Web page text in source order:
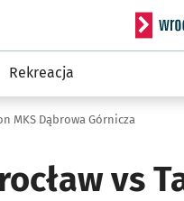
Serwis
Rekreacja
MKS Dąbrowa Górnicza
vs